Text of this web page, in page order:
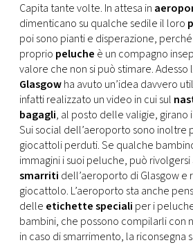
Capita tante volte. In attesa in
dimenticano su qualche sedile il loro
poi sono pianti e disperazione,
proprio peluche è un compagno
valore che non si può stimare. Adesso
Glasgowha avuto un’idea davvero
infatti realizzato un video in cui sul
bagagli, al posto delle valigie, girano i
Sui social dell’aeroporto sono
giocattoli perduti. Se qualche
immagini i suoi peluche, può rivolgersi
smarriti dell’aeroporto di Glasgow e
giocattolo. L’aeroporto sta anche
delle etichette speciali per i
bambini, che possono compilarli con
in caso di smarrimento, la riconsegna